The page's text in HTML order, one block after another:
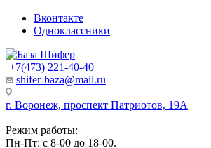
Вконтакте
Одноклассники
+7(473) 221-40-40
shifer-baza@mail.ru
г. Воронеж, проспект Патриотов, 19А
Режим работы:
Пн-Пт: с 8-00 до 18-00.